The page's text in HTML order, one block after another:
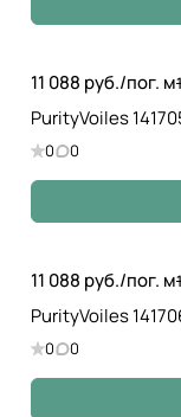
11 088 руб./пог. м
PurityVoiles
0 0
11 088 руб./пог. м
PurityVoiles
0 0